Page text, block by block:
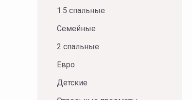
1.5 спальные
Семейные
2 спальные
Евро
Детские